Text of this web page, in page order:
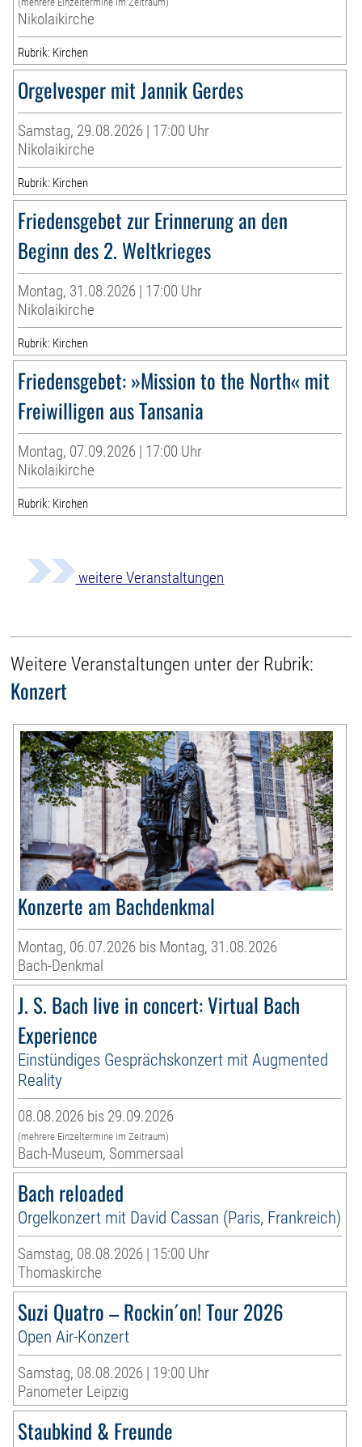
Nikolaikirche
Rubrik: Kirchen
Orgelvesper mit Jannik Gerdes
Samstag, 29.08.2026 | 17:00 Uhr
Nikolaikirche
Rubrik: Kirchen
Friedensgebet zur Erinnerung an den
Beginn des 2. Weltkrieges
Montag, 31.08.2026 | 17:00 Uhr
Nikolaikirche
Rubrik: Kirchen
Friedensgebet: »Mission to the North« mit
Freiwilligen aus Tansania
Montag, 07.09.2026 | 17:00 Uhr
Nikolaikirche
Rubrik: Kirchen
weitere Veranstaltungen
Weitere Veranstaltungen unter der Rubrik:
Konzert
Konzerte am Bachdenkmal
Montag, 06.07.2026 bis Montag, 31.08.2026
Bach-Denkmal
J. S. Bach live in concert: Virtual Bach
Experience
Einstündiges Gesprächskonzert mit Augmented
Reality
08.08.2026 bis 29.09.2026
(mehrere Einzeltermine im Zeitraum)
Bach-Museum, Sommersaal
Bach reloaded
Orgelkonzert mit David Cassan (Paris, Frankreich)
Samstag, 08.08.2026 | 15:00 Uhr
Thomaskirche
Suzi Quatro – Rockin´on! Tour 2026
Open Air-Konzert
Samstag, 08.08.2026 | 19:00 Uhr
Panometer Leipzig
Staubkind & Freunde